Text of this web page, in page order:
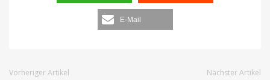
E-Mail
Vorheriger Artikel Nächster Artikel